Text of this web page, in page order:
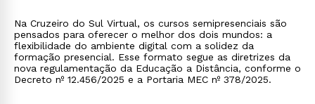
Na Cruzeiro do Sul Virtual, os cursos semipresenciais são
pensados para oferecer o melhor dos dois mundos: a
flexibilidade do ambiente digital com a solidez da
formação presencial. Esse formato segue as diretrizes da
nova regulamentação da Educação a Distância, conforme o
Decreto nº 12.456/2025 e a Portaria MEC nº 378/2025.